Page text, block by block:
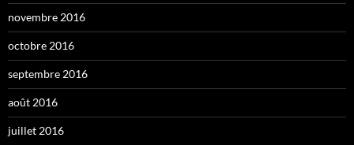
novembre 2016
octobre 2016
septembre 2016
août 2016
juillet 2016